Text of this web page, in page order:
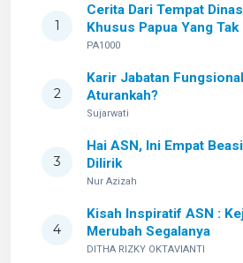
1
Cerita Dari Tempat
Khusus Papua Yang
Setelah Sekian Lama
PA1000
2
Karir Jabatan
Aturankah?
Sujarwati
3
Hai ASN, Ini Empat
Dilirik
Nur Azizah
4
Kisah Inspiratif ASN :
Merubah Segalanya
DITHA RIZKY OKTAVIANTI